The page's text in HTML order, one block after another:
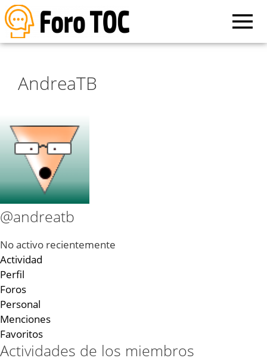
AndreaTB
@andreatb
No activo recientemente
Actividad
Perfil
Foros
Personal
Menciones
Favoritos
Actividades de los miembros